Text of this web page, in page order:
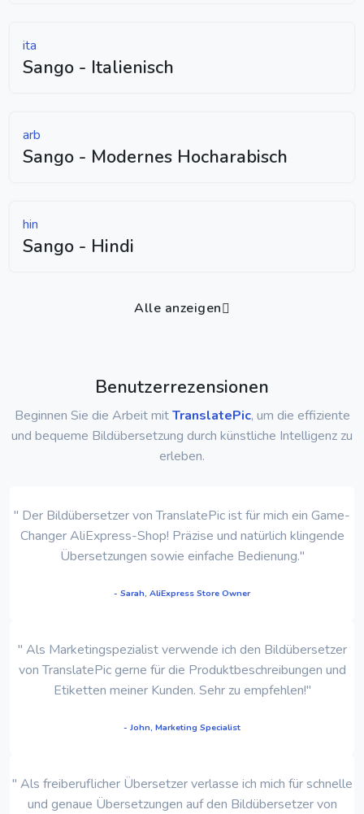
ita
Sango - Italienisch
arb
Sango - Modernes Hocharabisch
hin
Sango - Hindi
Alle anzeigen
Benutzerrezensionen
Beginnen Sie die Arbeit mitTranslatePic, um die effiziente
und bequeme Bildübersetzung durch künstliche Intelligenz zu
erleben.
" Der Bildübersetzer von TranslatePic ist für mich ein Game-
Changer AliExpress-Shop! Präzise und natürlich klingende
Übersetzungen sowie einfache Bedienung."
- Sarah, AliExpress Store Owner
" Als Marketingspezialist verwende ich den Bildübersetzer
von TranslatePic gerne für die Produktbeschreibungen und
Etiketten meiner Kunden. Sehr zu empfehlen!"
- John, Marketing Specialist
" Als freiberuflicher Übersetzer verlasse ich mich für schnelle
und genaue Übersetzungen auf den Bildübersetzer von